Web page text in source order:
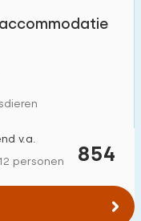
854
v.a.
personen